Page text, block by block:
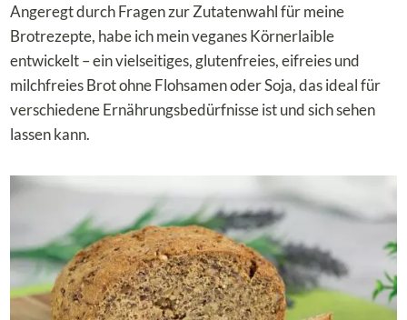
Angeregt durch Fragen zur Zutatenwahl für meine
Brotrezepte, habe ich mein veganes Körnerlaible
entwickelt – ein vielseitiges, glutenfreies, eifreies und
milchfreies Brot ohne Flohsamen oder Soja, das ideal für
verschiedene Ernährungsbedürfnisse ist und sich sehen
lassen kann.